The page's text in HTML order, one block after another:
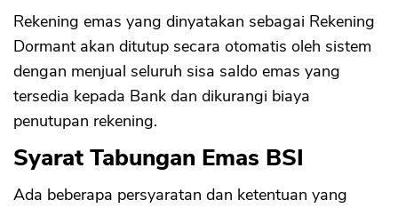
Rekening emas yang dinyatakan sebagai Rekening
Dormant akan ditutup secara otomatis oleh sistem
dengan menjual seluruh sisa saldo emas yang
tersedia kepada Bank dan dikurangi biaya
penutupan rekening.
Syarat Tabungan Emas BSI
Ada beberapa persyaratan dan ketentuan yang